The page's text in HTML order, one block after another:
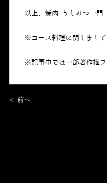
以上、焼肉 うしみつ一門
※コース料理に関しまして
※記事中では一部著作権フ
< 前へ